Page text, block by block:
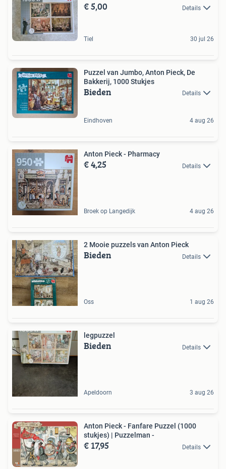
€ 5,00 Details
Tiel 30 jul 26
Puzzel van Jumbo, Anton Pieck, De
Bakkerij, 1000 Stukjes
Bieden Details
Eindhoven 4 aug 26
Anton Pieck - Pharmacy
€ 4,25 Details
Broek op Langedijk 4 aug 26
2 Mooie puzzels van Anton Pieck
Bieden Details
Oss 1 aug 26
legpuzzel
Bieden Details
Apeldoorn 3 aug 26
Anton Pieck - Fanfare Puzzel (1000
stukjes) | Puzzelman -
€ 17,95 Details